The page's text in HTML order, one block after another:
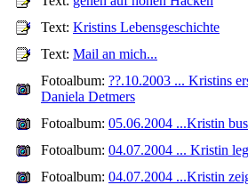
Text: Kristins Lebensgeschichte
Text: Mail an mich...
Fotoalbum: ??.10.2003 ... Kristins
Daniela Detmers
Fotoalbum: 05.06.2004 ...Kristin
Fotoalbum: 04.07.2004 ... Kristin
Fotoalbum: 04.07.2004 ...Kristin